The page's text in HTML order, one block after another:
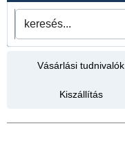
Vásárlási tudnivalók
Kiszállítás